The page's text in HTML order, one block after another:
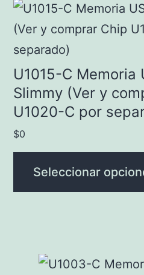
elegir
en
la
página
de
producto
U1015-C Memoria
Slimmy (Ver y
U1020-C por
$0
Seleccionar
Este
producto
tiene
múltiples
variantes.
Las
opciones
se
pueden
elegir
páginaEste